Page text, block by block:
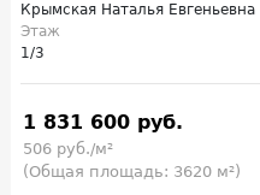
Крымская Наталья Евгеньевна
Этаж
1/3
1 831 600 руб.
506 руб./м²
(Общая площадь: 3620 м²)